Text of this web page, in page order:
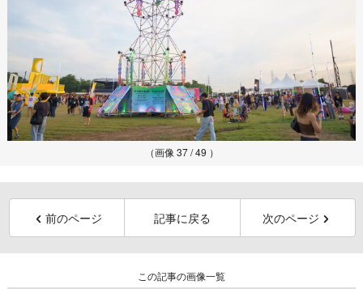
（画像 37 / 49 ）
前のページ 記事に戻る 次のページ
この記事の画像一覧